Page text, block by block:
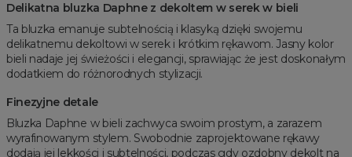
Delikatna bluzka Daphne z dekoltem w serek w bieli
Ta bluzka emanuje subtelnością i klasyką dzięki swojemu
delikatnemu dekoltowi w serek i krótkim rękawom. Jasny kolor
bieli nadaje jej świeżości i elegancji, sprawiając że jest doskonałym
dodatkiem do różnorodnych stylizacji.
Finezyjne detale
Bluzka Daphne w bieli zachwyca swoim prostym, a zarazem
wyrafinowanym stylem. Swobodnie zaprojektowane rękawy
dodają jej lekkości i subtelności, podczas gdy ozdobny dekolt na